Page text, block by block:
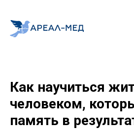
Как научиться
человеком,
память в